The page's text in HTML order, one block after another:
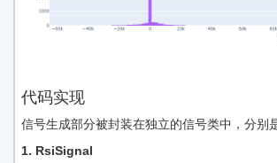
代码实现
信号生成部分被封装在独立的信号类中，分别
1. RsiSignal